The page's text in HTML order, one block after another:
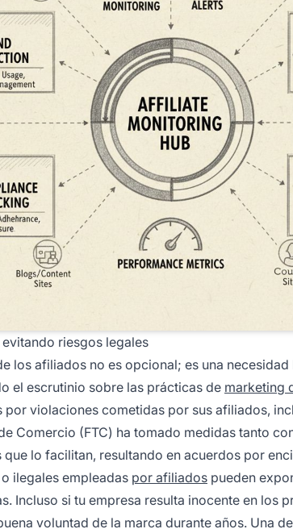
riesgos legales
los afiliados no es opcional; es una
el escrutinio sobre las prácticas de marketing
violaciones cometidas por sus afiliados,
Comercio (FTC) ha tomado medidas tanto
lo facilitan, resultando en acuerdos por
ilegales empleadas por afiliados pueden
Incluso si tu empresa resulta inocente en los
voluntad de la marca durante años. Una